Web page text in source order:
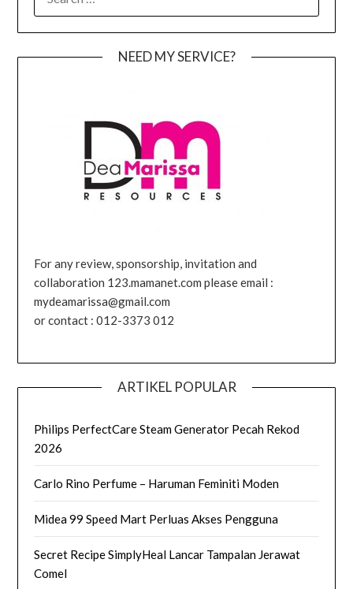
FOR:
NEED MY SERVICE?
For any review, sponsorship, invitation and
collaboration 123.mamanet.com please email :
mydeamarissa@gmail.com
or contact : 012-3373 012
ARTIKEL POPULAR
Philips PerfectCare Steam Generator Pecah Rekod
2026
Carlo Rino Perfume – Haruman Feminiti Moden
Midea 99 Speed Mart Perluas Akses Pengguna
Secret Recipe SimplyHeal Lancar Tampalan Jerawat
Comel